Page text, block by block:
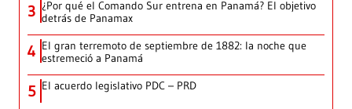
3 ¿Por qué el Comando Sur entrena en Panamá? El objetivo
detrás de Panamax
4 El gran terremoto de septiembre de 1882: la noche que
estremeció a Panamá
5 El acuerdo legislativo PDC – PRD